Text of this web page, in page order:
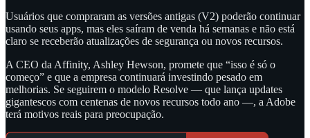
Usuários que compraram as versões antigas (V2) poderão continuar
usando seus apps, mas eles saíram de venda há semanas e não está
claro se receberão atualizações de segurança ou novos recursos.
A CEO da Affinity, Ashley Hewson, promete que “isso é só o
começo” e que a empresa continuará investindo pesado em
melhorias. Se seguirem o modelo Resolve — que lança updates
gigantescos com centenas de novos recursos todo ano —, a Adobe
terá motivos reais para preocupação.